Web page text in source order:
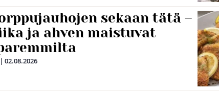
sekaan tätä –
ja ahven maistuvat
| 02.08.2026